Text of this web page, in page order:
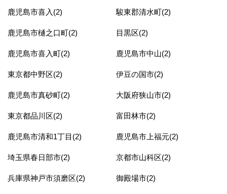
鹿児島市喜入(2) 駿東郡清水町(2)
鹿児島市樋之口町(2) 目黒区(2)
鹿児島市喜入町(2) 鹿児島市中山(2)
東京都中野区(2) 伊豆の国市(2)
鹿児島市真砂町(2) 大阪府狭山市(2)
東京都品川区(2) 富田林市(2)
鹿児島市清和1丁目(2) 鹿児島市上福元(2)
埼玉県春日部市(2) 京都市山科区(2)
兵庫県神戸市須磨区(2) 御殿場市(2)